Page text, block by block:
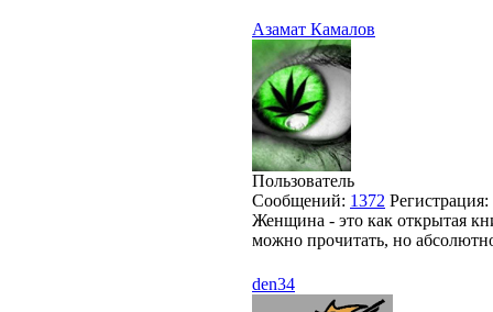
Азамат Камалов
Пользователь
Сообщений: 1372 Регистрация:
Женщина - это как открытая
можно прочитать, но
den34